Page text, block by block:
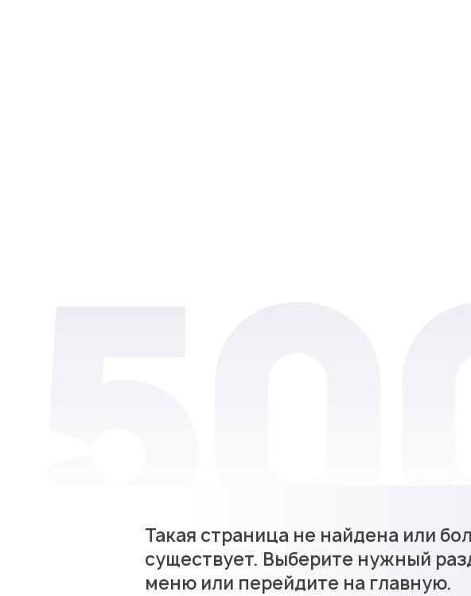
Такая страница не найдена или
существует. Выберите нужный
меню или перейдите на главную.